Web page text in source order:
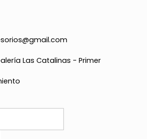
Las Catalinas - Primer